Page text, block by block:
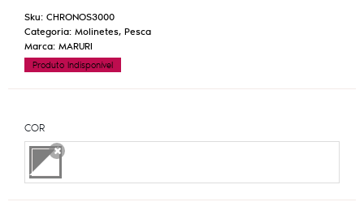
Sku: CHRONOS3000
Categoria: Molinetes, Pesca
Marca: MARURI
Produto Indisponível
COR